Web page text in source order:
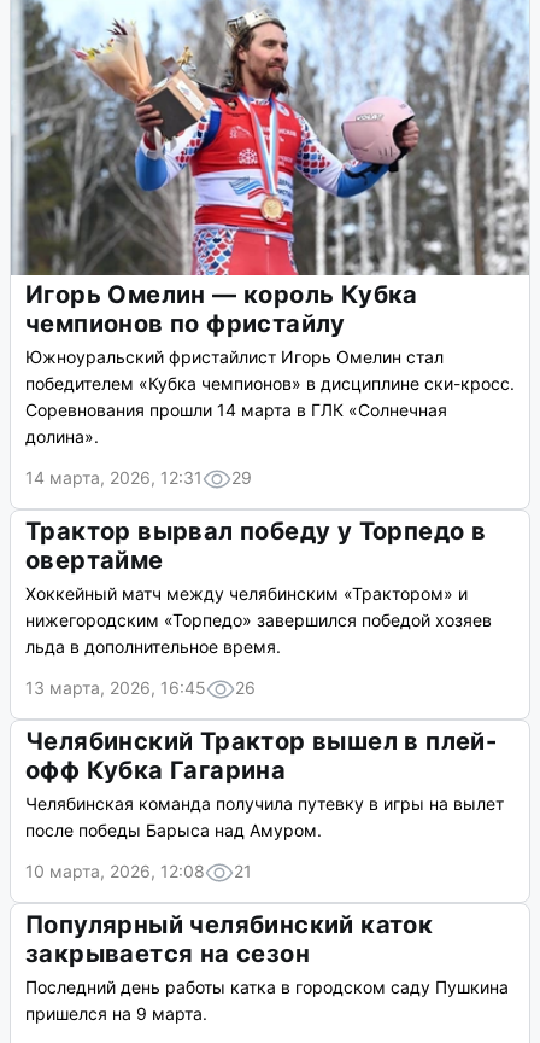
Игорь Омелин — король Кубка
чемпионов по фристайлу
Южноуральский фристайлист Игорь Омелин стал
победителем «Кубка чемпионов» в дисциплине ски-кросс.
Соревнования прошли 14 марта в ГЛК «Солнечная
долина».
14 марта, 2026, 12:31
29
Трактор вырвал победу у Торпедо в
овертайме
Хоккейный матч между челябинским «Трактором» и
нижегородским «Торпедо» завершился победой хозяев
льда в дополнительное время.
13 марта, 2026, 16:45
26
Челябинский Трактор вышел в плей-
офф Кубка Гагарина
Челябинская команда получила путевку в игры на вылет
после победы Барыса над Амуром.
10 марта, 2026, 12:08
21
Популярный челябинский каток
закрывается на сезон
Последний день работы катка в городском саду Пушкина
пришелся на 9 марта.